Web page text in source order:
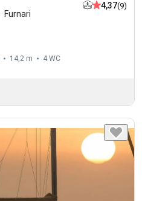
Furnari
4,37(9)
14,2 m 4 WC